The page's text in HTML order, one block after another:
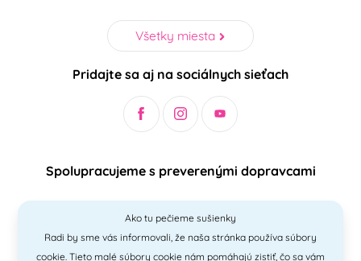
Všetky miesta
Pridajte sa aj na sociálnych sieťach
Spolupracujeme s preverenými dopravcami
Bezpečný a jednoduchý spôsob platieb
Ako tu pečieme sušienky
Radi by sme vás informovali, že naša stránka používa súbory
cookie. Tieto malé súbory cookie nám pomáhajú zistiť, čo sa vám